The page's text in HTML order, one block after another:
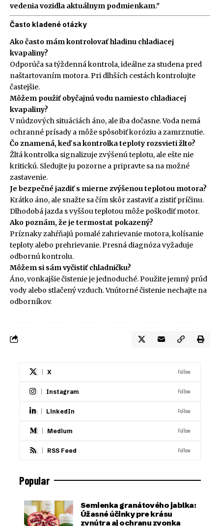
vedenia vozidla aktuálnym podmienkam."
Často kladené otázky
Ako často mám kontrolovať hladinu chladiacej
kvapaliny?
Odporúča sa týždenná kontrola, ideálne za studena pred
naštartovaním motora. Pri dlhších cestách kontrolujte
častejšie.
Môžem použiť obyčajnú vodu namiesto chladiacej
kvapaliny?
V núdzových situáciách áno, ale iba dočasne. Voda nemá
ochranné prísady a môže spôsobiť koróziu a zamrznutie.
Čo znamená, keď sa kontrolka teploty rozsvieti žlto?
Žltá kontrolka signalizuje zvýšenú teplotu, ale ešte nie
kritickú. Sledujte ju pozorne a pripravte sa na možné
zastavenie.
Je bezpečné jazdiť s mierne zvýšenou teplotou motora?
Krátko áno, ale snažte sa čím skôr zastaviť a zistiť príčinu.
Dlhodobá jazda s vyššou teplotou môže poškodiť motor.
Ako poznám, že je termostat pokazený?
Príznaky zahŕňajú pomalé zahrievanie motora, kolísanie
teploty alebo prehrievanie. Presná diagnóza vyžaduje
odbornú kontrolu.
Môžem si sám vyčistiť chladničku?
Áno, vonkajšie čistenie je jednoduché. Použite jemný prúd
vody alebo stlačený vzduch. Vnútorné čistenie nechajte na
odborníkov.
X Follow
Instagram Follow
LinkedIn Follow
Medium Follow
RSS Feed Follow
Popular
Semienka granátového jablka:
Úžasné účinky pre krásu
zvnútra aj ochranu zvonka